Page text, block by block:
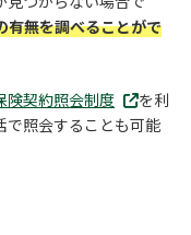
有無を調べることがで
険契約照会制度
を利
で照会することも可能